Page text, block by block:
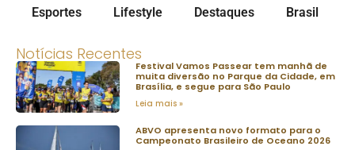
Esportes Lifestyle Destaques Brasil
Notícias Recentes
Festival Vamos Passear tem manhã de
muita diversão no Parque da Cidade, em
Brasília, e segue para São Paulo
Leia mais »
ABVO apresenta novo formato para o
Campeonato Brasileiro de Oceano 2026